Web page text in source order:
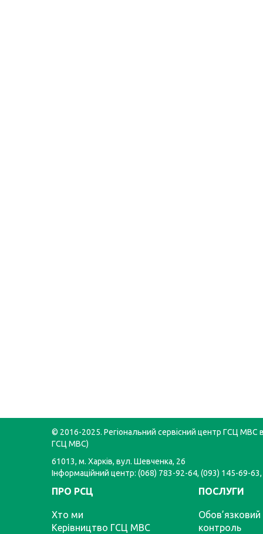
© 2016-2025. Регіональний сервісний центр ГСЦ МВС в
ГСЦ МВС)
61013, м. Харків, вул. Шевченка, 26
Інформаційний центр: (068) 783-92-64, (093) 145-69-
ПРО РСЦ
Хто ми
Керівництво ГСЦ МВС
ПОСЛУГИ
Обов’язковий
контроль